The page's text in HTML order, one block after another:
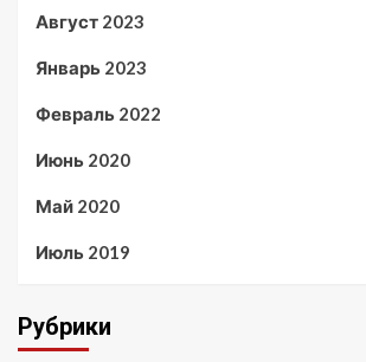
Август 2023
Январь 2023
Февраль 2022
Июнь 2020
Май 2020
Июль 2019
Рубрики